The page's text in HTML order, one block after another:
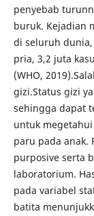
penyebab
buruk. Kejadian
di seluruh
pria, 3,2 juta
(WHO,
gizi.Status gizi
sehingga dapat
untuk
paru pada anak.
purposive serta
laboratorium.
pada variabel
batita